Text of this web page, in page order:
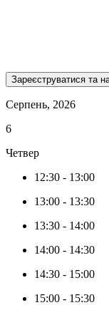
Серпень, 2026
6
Четвер
12:30 - 13:00
13:00 - 13:30
13:30 - 14:00
14:00 - 14:30
14:30 - 15:00
15:00 - 15:30